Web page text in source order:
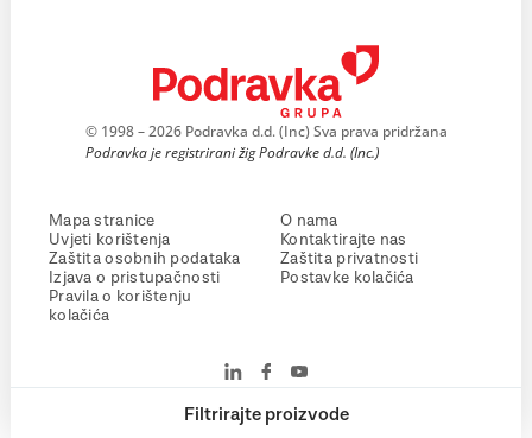
Filtrirajte proizvode
© 1998 – 2026 Podravka d.d. (Inc) Sva prava pridržana
Podravka je registrirani žig Podravke d.d. (Inc.)
Mapa stranice
Uvjeti korištenja
Zaštita osobnih podataka
Izjava o pristupačnosti
Pravila o korištenju
kolačića
O nama
Kontaktirajte nas
Zaštita privatnosti
Postavke kolačića